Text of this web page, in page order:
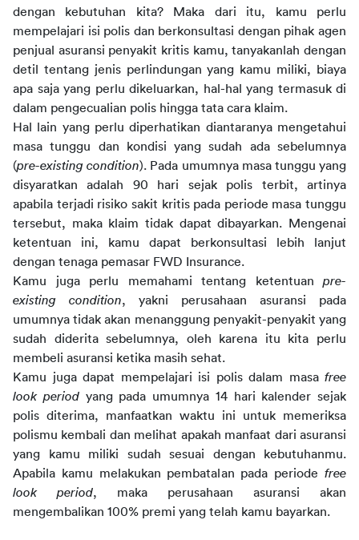
dengan kebutuhan kita? Maka dari itu, kamu perlu
mempelajari isi polis dan berkonsultasi dengan pihak agen
penjual asuransi penyakit kritis kamu, tanyakanlah dengan
detil tentang jenis perlindungan yang kamu miliki, biaya
apa saja yang perlu dikeluarkan, hal-hal yang termasuk di
dalam pengecualian polis hingga tata cara klaim.
Hal lain yang perlu diperhatikan diantaranya mengetahui
masa tunggu dan kondisi yang sudah ada sebelumnya
(pre-existing condition). Pada umumnya masa tunggu yang
disyaratkan adalah 90 hari sejak polis terbit, artinya
apabila terjadi risiko sakit kritis pada periode masa tunggu
tersebut, maka klaim tidak dapat dibayarkan. Mengenai
ketentuan ini, kamu dapat berkonsultasi lebih lanjut
dengan tenaga pemasar FWD Insurance.
Kamu juga perlu memahami tentang ketentuan pre-
existing condition, yakni perusahaan asuransi pada
umumnya tidak akan menanggung penyakit-penyakit yang
sudah diderita sebelumnya, oleh karena itu kita perlu
membeli asuransi ketika masih sehat.
Kamu juga dapat mempelajari isi polis dalam masa free
look period yang pada umumnya 14 hari kalender sejak
polis diterima, manfaatkan waktu ini untuk memeriksa
polismu kembali dan melihat apakah manfaat dari asuransi
yang kamu miliki sudah sesuai dengan kebutuhanmu.
Apabila kamu melakukan pembatalan pada periode free
look period, maka perusahaan asuransi akan
mengembalikan 100% premi yang telah kamu bayarkan.